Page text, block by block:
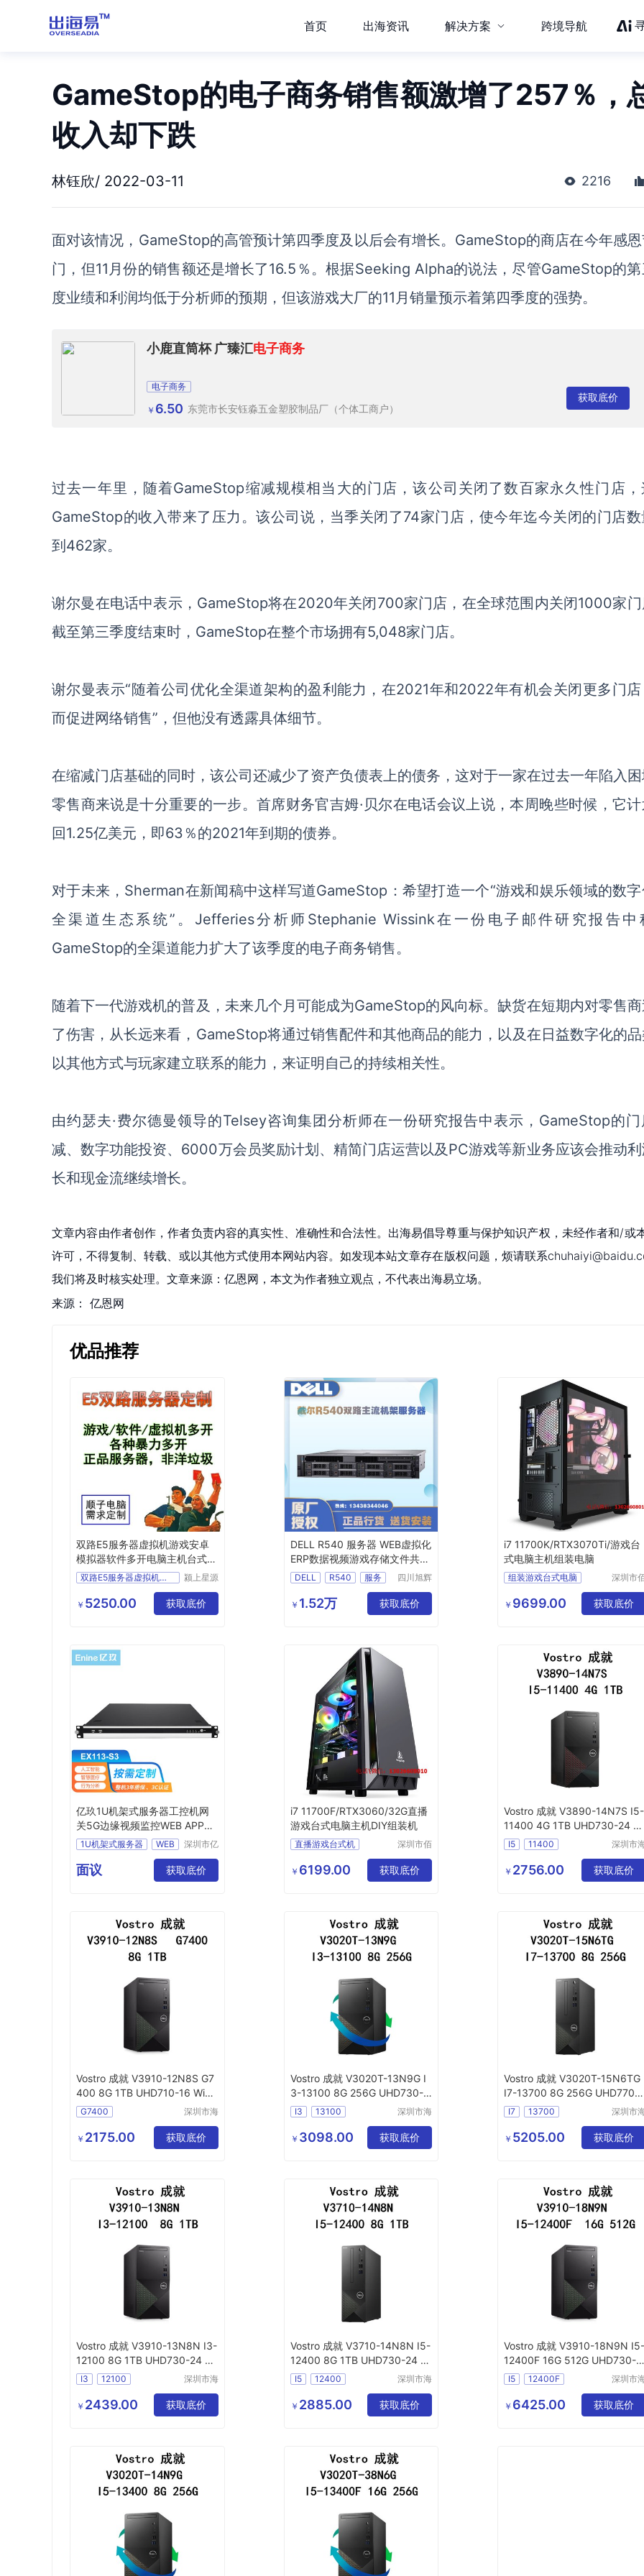
首页 出海资讯 解决方案 跨境导航
GameStop的电子商务销售额激增了257％，
收入却下跌
林钰欣/ 2022-03-11 2216
面对该情况， GameStop的高管预计第四季度及以后会有增长。 GameStop的商店在今年感
门，但11月份的销售额还是增长了16.5％。根据Seeking Alpha的说法，尽管GameStop的
度业绩和利润均低于分析师的预期，但该游戏大厂的11月销量预示着第四季度的强势。
小鹿直筒杯 广臻汇电子商务
电子商务
￥ 6.50 东莞市长安钰淼五金塑胶制品厂（个体工商户）
获取底价
过去一年里，随着GameStop缩减规模相当大的门店，该公司关闭了数百家永久性门店，
GameStop的收入带来了压力。该公司说，当季关闭了74家门店，使今年迄今关闭的门店数
到462家。
谢尔曼在电话中表示， GameStop将在2020年关闭700家门店，在全球范围内关闭1000家门
截至第三季度结束时，GameStop在整个市场拥有5,048家门店。
谢尔曼表示“随着公司优化全渠道架构的盈利能力，在2021年和2022年有机会关闭更多门店
而促进网络销售”，但他没有透露具体细节。
在缩减门店基础的同时，该公司还减少了资产负债表上的债务 ， 这对于一家在过去一年陷入
零售商来说是十分重要的一步。首席财务官吉姆·贝尔在电话会议上说，本周晚些时候，它
回1.25亿美元，即63％的2021年到期的债券。
对于未来， Sherman在新闻稿中这样写道GameStop ： 希望打造一个“游戏和娱乐领域的数字
全渠道生态系统”。Jefferies分析师Stephanie Wissink在一份电子邮件研究报告中
GameStop的全渠道能力扩大了该季度的电子商务销售。
随着下一代游戏机的普及 ，未来几个月可能成为GameStop的风向标。缺货在短期内对零售
了伤害 ， 从长远来看， GameStop将通过销售配件和其他商品的能力，以及在日益数字化的品
以其他方式与玩家建立联系的能力，来证明自己的持续相关性。
由约瑟夫·费尔德曼领导的Telsey咨询集团分析师在一份研究报告中表示，GameStop的门
减、数字功能投资、6000万会员奖励计划、精简门店运营以及PC游戏等新业务应该会推动
长和现金流继续增长。
文章内容由作者创作，作者负责内容的真实性、准确性和合法性。出海易倡导尊重与保护知识产权，未经作者和/或
许可，不得复制、转载、或以其他方式使用本网站内容。如发现本站文章存在版权问题，烦请联系
我们将及时核实处理。文章来源：亿恩网，本文为作者独立观点，不代表出海易立场。
来源： 亿恩网
优品推荐
双路E5服务器虚拟机游戏安卓
模拟器软件多开电脑主机台式机
工作站
双路E5服务器虚拟机游戏
颍上星源
有限公司
￥ 5250.00 获取底价
DELL R540 服务器 WEB虚拟化
ERP数据视频游戏存储文件共享
主机
DELL R540
服务
WEB虚拟
ERP数据视频游戏
四川旭辉
有限公司
￥ 1.52万 获取底价
i7 11700K/RTX3070Ti/游戏台
式电脑主机组装电脑
组装游戏台式电脑
组装电脑配置清单
深圳市
技有限公
司
￥ 9699.00 获取底价
亿玖1U机架式服务器工控机网
关5G边缘视频监控WEB APP游
戏虚拟机双网口小主机EX113-S
3 E3-1220V5 4核4线程 主频：
3.0GHz 8GNVME 1TB M.2 SS
1U机架式服务器
WEB
深圳市亿
有限公司
面议 获取底价
i7 11700F/RTX3060/32G直播
游戏台式电脑主机DIY组装机
直播游戏台式机
电脑主机DIY组装机
深圳市佰
技有限公
司
￥ 6199.00 获取底价
Vostro 成就 V3890-14N7S I5-
11400 4G 1TB UHD730-24 电
脑主机可议价
I5 11400
深圳市
有限公司
￥ 2756.00 获取底价
Vostro 成就 V3910-12N8S G7
400 8G 1TB UHD710-16 WiFi
6电脑主机
G7400
深圳市海
有限公司
￥ 2175.00 获取底价
Vostro 成就 V3020T-13N9G I
3-13100 8G 256G UHD730-2
4 WiFi6电脑主机
I3 13100
深圳市海
有限公司
￥ 3098.00 获取底价
Vostro 成就 V3020T-15N6TG
I7-13700 8G 256G UHD770-3
2 WiFi6电脑主机
I7 13700
深圳市
有限公司
￥ 5205.00 获取底价
Vostro 成就 V3910-13N8N I3-
12100 8G 1TB UHD730-24 Wi
Fi6电脑主机
I3 12100
深圳市海
有限公司
￥ 2439.00 获取底价
Vostro 成就 V3710-14N8N I5-
12400 8G 1TB UHD730-24 电
脑主机可议价
I5 12400
深圳市海
有限公司
￥ 2885.00 获取底价
Vostro 成就 V3910-18N9N I5-
12400F 16G 512G UHD730-2
4 WiFi6电脑主机
I5 12400F
深圳市
有限公司
￥ 6425.00 获取底价